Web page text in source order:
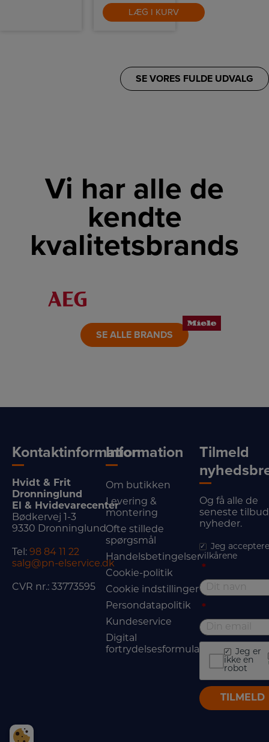
LÆG I KURV
SE VORES FULDE UDVALG
Vi har alle de
kendte
kvalitetsbrands
LINK
SE ALLE BRANDS
Kontaktinformation
Hvidt & Frit
Dronninglund
El & Hvidevarecenter
Bødkervej 1-3
9330 Dronninglund
Tel: 98 84 11 22
salg@pn-elservice.dk
CVR nr.: 33773595
Information
Om butikken
Levering &
montering
Ofte stillede
spørgsmål
Handelsbetingelser
Cookie-politik
Cookie indstillinger
Persondatapolitik
Kundeservice
Digital
fortrydelsesformular
Tilmeld
Og få alle de
seneste
nyheder.
Jeg
vilkårene
*
*
Jeg er
ikke en
robot